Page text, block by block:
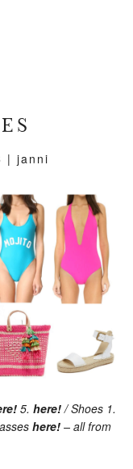
| janni
5. here!/ Shoes 1.
here! – all from